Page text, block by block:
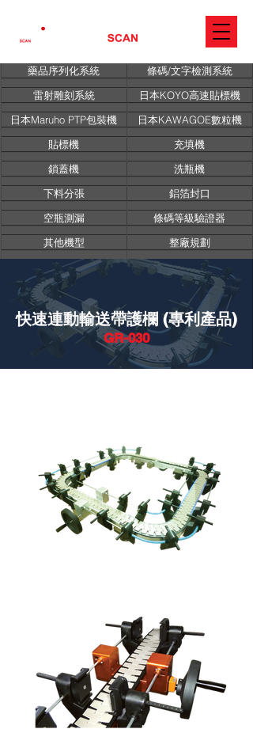
藥品序列化系統
雷射雕刻系統
日本Maruho PTP包裝機
貼標機
鎖蓋機
下料分張
空瓶測漏
其他機型
條碼/文字檢測系統
日本KOYO高速貼標機
日本KAWAGOE數粒機
充填機
洗瓶機
鋁箔封口
條碼等級驗證器
整廠規劃
快速連動輸送帶護欄 (專利產品)
GR-030